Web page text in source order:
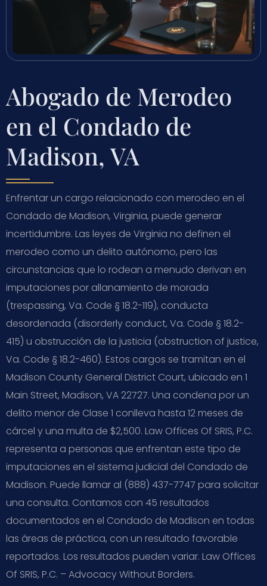
Abogado de Merodeo
en el Condado de
Madison, VA
Enfrentar un cargo relacionado con merodeo en el
Condado de Madison, Virginia, puede generar
incertidumbre. Las leyes de Virginia no definen el
merodeo como un delito autónomo, pero las
circunstancias que lo rodean a menudo derivan en
imputaciones por allanamiento de morada
(trespassing, Va. Code § 18.2-119), conducta
desordenada (disorderly conduct, Va. Code § 18.2-
415) u obstrucción de la justicia (obstruction of justice,
Va. Code § 18.2-460). Estos cargos se tramitan en el
Madison County General District Court, ubicado en 1
Main Street, Madison, VA 22727. Una condena por un
delito menor de Clase 1 conlleva hasta 12 meses de
cárcel y una multa de $2,500. Law Offices Of SRIS, P.C.
representa a personas que enfrentan este tipo de
imputaciones en el sistema judicial del Condado de
Madison. Puede llamar al (888) 437-7747 para solicitar
una consulta. Contamos con 45 resultados
documentados en el Condado de Madison en todas
las áreas de práctica, con un resultado favorable
reportados. Los resultados pueden variar. Law Offices
Of SRIS, P.C. – Advocacy Without Borders.